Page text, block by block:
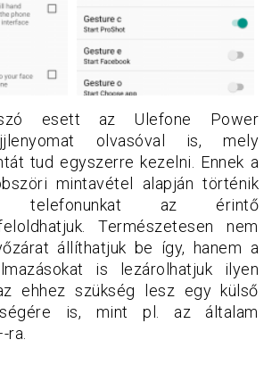
esett az Ulefone Power
olvasóval is, mely
tud egyszerre kezelni. Ennek a
mintavétel alapján történik
telefonunkat az érintő
Természetesen nem
állíthatjuk be így, hanem a
is lezárolhatjuk ilyen
ehhez szükség lesz egy külső
is, mint pl. az általam
ra.